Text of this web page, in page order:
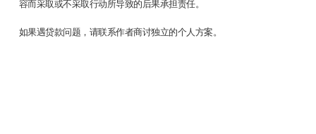
容而采取或不采取行动所导致的后果承担责任。
如果遇贷款问题，请联系作者商讨独立的个人方案。